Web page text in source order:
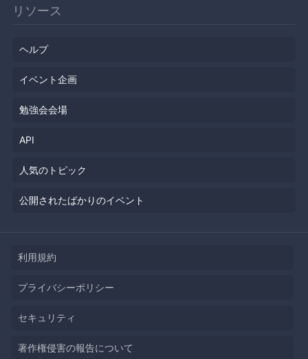
リソース
ヘルプ
イベント企画
勉強会会場
API
人気のトピック
公開されたばかりのイベント
利用規約
プライバシーポリシー
セキュリティ
著作権侵害の報告について